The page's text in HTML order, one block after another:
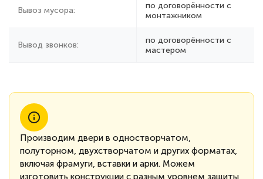
Вывоз мусора:
по договорённости с
монтажником
Вывод звонков:
по договорённости с
мастером
Производим двери в одностворчатом,
полуторном, двухстворчатом и других форматах,
включая фрамуги, вставки и арки. Можем
изготовить конструкции с разным уровнем защиты